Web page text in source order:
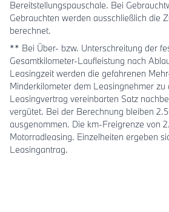
Bereitstellungspauschale. Bei
Gebrauchten werden ausschließlich die
berechnet.
** Bei Über- bzw. Unterschreitung der
Gesamtkilometer-Laufleistung nach
Leasingzeit werden die gefahrenen
Minderkilometer dem Leasingnehmer zu
Leasingvertrag vereinbarten Satz
vergütet. Bei der Berechnung bleiben
ausgenommen. Die km-Freigrenze von
Motorradleasing. Einzelheiten ergeben
Leasingantrag.